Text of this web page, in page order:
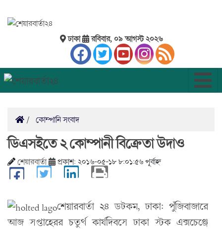
ঢাকা রবিবার, ০৯ আগস্ট ২০২৬
কোম্পানি সংবাদ
ডিএসইতে ২ কোম্পানী বিক্রেতা উদাও
শেয়ারবার্তা প্রকাশ: ২০১৬-০৫-১৮ ৮:০১:৫৬ পূর্বাহ্ন
শেয়ারবার্তা ২৪ ডটকম, ঢাকা: পুঁজিবাজারে
আজ সপ্তাহেরর চতুর্থ কার্যদিবসে ঢাকা স্টক এক্সচেঞ্জে